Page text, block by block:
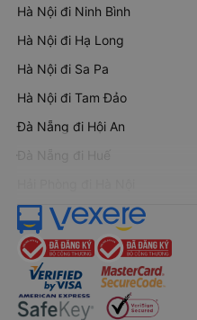
Hà Nội đi Ninh Bình
Hà Nội đi Hạ Long
Hà Nội đi Sa Pa
Hà Nội đi Tam Đảo
Đà Nẵng đi Hội An
Đà Nẵng đi Huế